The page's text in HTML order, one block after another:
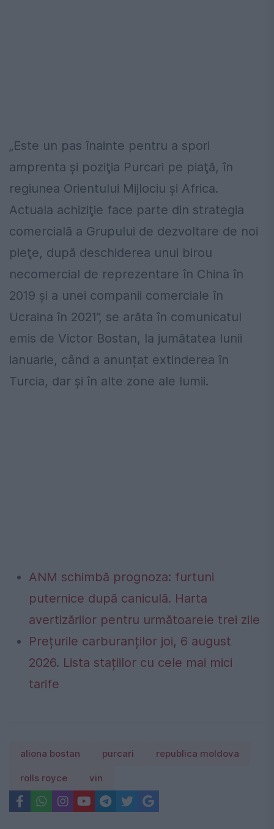
„Este un pas înainte pentru a spori
amprenta şi poziţia Purcari pe piaţă, în
regiunea Orientului Mijlociu şi Africa.
Actuala achiziţie face parte din strategia
comercială a Grupului de dezvoltare de noi
pieţe, după deschiderea unui birou
necomercial de reprezentare în China în
2019 şi a unei companii comerciale în
Ucraina în 2021”, se arăta în comunicatul
emis de Victor Bostan, la jumătatea lunii
ianuarie, când a anunțat extinderea în
Turcia, dar și în alte zone ale lumii.
ANM schimbă prognoza: furtuni
puternice după caniculă. Harta
avertizărilor pentru următoarele trei zile
Prețurile carburanților joi, 6 august
2026. Lista stațiilor cu cele mai mici
tarife
aliona bostan purcari republica moldova
rolls royce vin